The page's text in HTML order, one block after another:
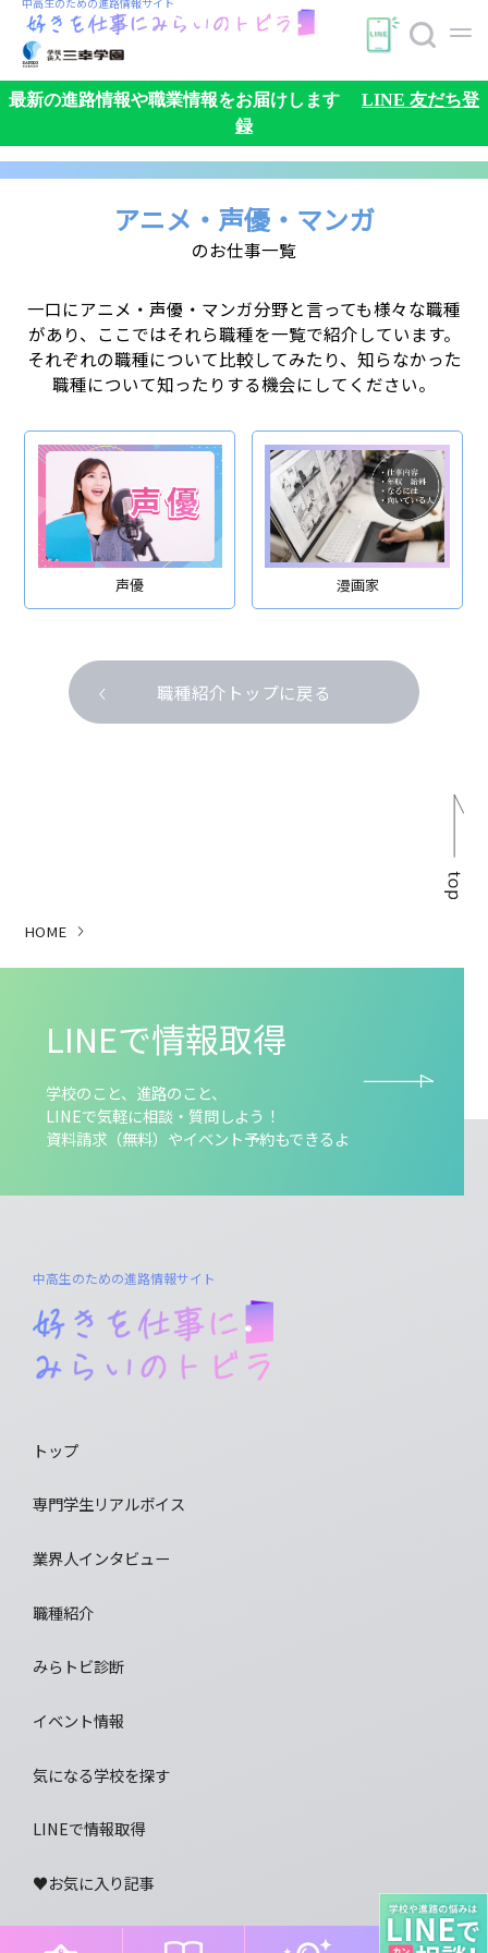
職種紹介
みらトビ診断
イベント情報
♥お気に⼊り記事
検索
学校のこと、進路のこと、
view more
最新の進路情報や職業情報をお届けします
LINE 友だち登
録
アニメ・声優・マンガ
のお仕事一覧
一口にアニメ・声優・マンガ分野と言っても様々な職種
があり、ここではそれら職種を一覧で紹介しています。
それぞれの職種について比較してみたり、知らなかった
職種について知ったりする機会にしてください。
声優 漫画家
職種紹介トップに戻る
HOME
LINEで情報取得
学校のこと、進路のこと、
LINEで気軽に相談・質問しよう！
資料請求（無料）やイベント予約もできるよ
中高生のための進路情報サイト
トップ
専門学生リアルボイス
業界人インタビュー
職種紹介
みらトビ診断
イベント情報
気になる学校を探す
LINEで情報取得
♥お気に⼊り記事